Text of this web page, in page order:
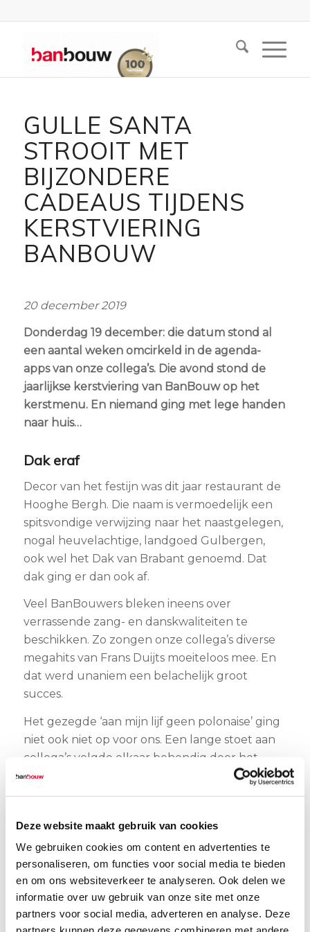
Deze website maakt gebruik van cookies
We gebruiken cookies om content en advertenties te
personaliseren, om functies voor social media te bieden
en om ons websiteverkeer te analyseren. Ook delen we
informatie over uw gebruik van onze site met onze
partners voor social media, adverteren en analyse. Deze
GULLE SANTA
STROOIT MET
BIJZONDERE
CADEAUS TIJDENS
KERSTVIERING
BANBOUW
20 december 2019
Donderdag 19 december: die datum stond al
een aantal weken omcirkeld in de agenda-
apps van onze collega’s. Die avond stond de
jaarlijkse kerstviering van BanBouw op het
kerstmenu. En niemand ging met lege handen
naar huis…
Dak eraf
Decor van het festijn was dit jaar restaurant de
Hooghe Bergh. Die naam is vermoedelijk een
spitsvondige verwijzing naar het naastgelegen,
nogal heuvelachtige, landgoed Gulbergen,
ook wel het Dak van Brabant genoemd. Dat
dak ging er dan ook af.
Veel BanBouwers bleken ineens over
verrassende zang- en danskwaliteiten te
beschikken. Zo zongen onze collega’s diverse
megahits van Frans Duijts moeiteloos mee. En
dat werd unaniem een belachelijk groot
succes.
Het gezegde ‘aan mijn lijf geen polonaise’ ging
niet ook niet op voor ons. Een lange stoet aan
collega’s volgde elkaar behendig door het
restaurant, tafeltjes, stoelen en obers.
Ook was er nog de uitslag van de Toblerone-
actie. Een aantal weken geleden riepen we
collega’s op om op social media bij te dragen
aan de zichtbaarheid van ons bedrijf. Met een
origineelSinterklaasgedichten een vernuftige